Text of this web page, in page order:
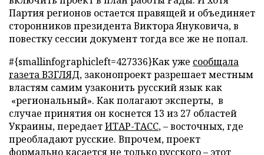
Партия регионов остается правящей и объединяет
сторонников президента Виктора Януковича, в
повестку сессии документ тогда все же не попал.
#{smallinfographicleft=427336}Как уже сообщала
газета ВЗГЛЯД, законопроект разрешает местным
властям самим узаконить русский язык как
«региональный». Как полагают эксперты, в
случае принятия он коснется 13 из 27 областей
Украины, передаетИТАР-ТАСС, – восточных, где
преобладают русские. Впрочем, проект
формально касается не только русского – этот